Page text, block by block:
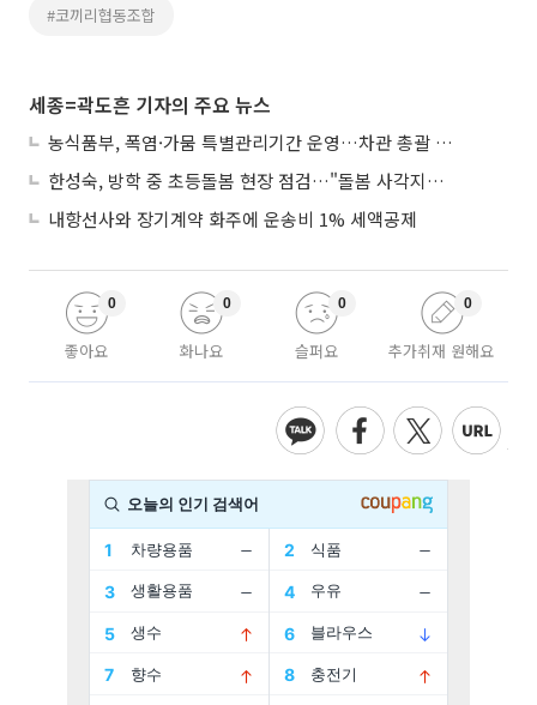
#코끼리협동조합
세종=곽도흔 기자의 주요 뉴스
농식품부, 폭염·가뭄 특별관리기간 운영…차관 총괄 대응체계 격상
한성숙, 방학 중 초등돌봄 현장 점검…"돌봄 사각지대 없애야"
내항선사와 장기계약 화주에 운송비 1% 세액공제
좋아요
0
화나요
0
슬퍼요
0
추가취재 원해요
0